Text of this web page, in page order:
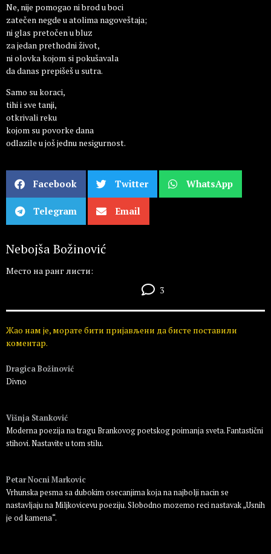
Ne, nije pomogao ni brod u boci
zatečen negde u atolima nagoveštaja;
ni glas pretočen u bluz
za jedan prethodni život,
ni olovka kojom si pokušavala
da danas prepišeš u sutra.
Samo su koraci,
tihi i sve tanji,
otkrivali reku
kojom su povorke dana
odlazile u još jednu nesigurnost.
Facebook Twitter WhatsApp
Telegram Email
Nebojša Božinović
Место на ранг листи:
3
Жао нам је, морате бити пријављени да бисте поставили
коментар.
Dragica Božinović
Divno
Višnja Stanković
Moderna poezija na tragu Brankovog poetskog poimanja sveta. Fantastični
stihovi. Nastavite u tom stilu.
Petar Nocni Markovic
Vrhunska pesma sa dubokim osecanjima koja na najbolji nacin se
nastavljaju na Miljkovicevu poeziju. Slobodno mozemo reci nastavak „Usnih
je od kamena“.